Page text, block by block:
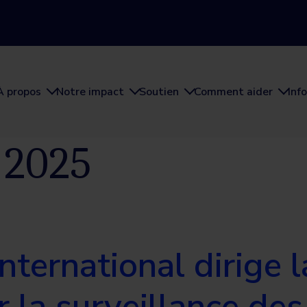
propos
Notre impact Soutien Comment aider
dirige